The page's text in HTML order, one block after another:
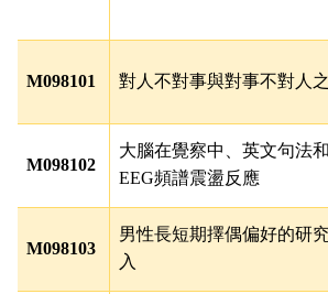
M098101 對人不對事與對事不對人
M098102
大腦在覺察中、英文句法
EEG頻譜震盪反應
M098103
男性長短期擇偶偏好的研究
入